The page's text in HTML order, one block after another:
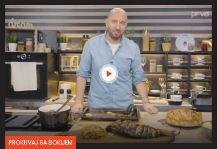
PROKUVAJ SA BOKIJEM